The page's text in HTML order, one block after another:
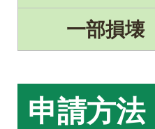
一部損壊
申請方法